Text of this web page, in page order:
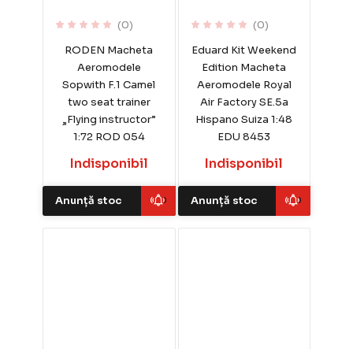
(0)
RODEN Macheta
Aeromodele
Sopwith F.1 Camel
two seat trainer
„Flying instructor”
1:72 ROD 054
Indisponibil
Anunță stoc
(0)
Eduard Kit Weekend
Edition Macheta
Aeromodele Royal
Air Factory SE.5a
Hispano Suiza 1:48
EDU 8453
Indisponibil
Anunță stoc